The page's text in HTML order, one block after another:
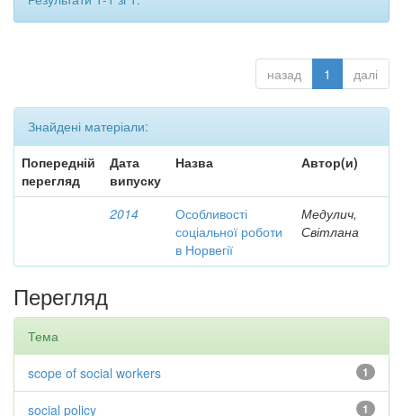
назад 1 далі
Знайдені матеріали:
Попередній
перегляд
Дата
випуску
Назва Автор(и)
2014
Особливості
соціальної роботи
в Норвегії
Медулич,
Світлана
Перегляд
Тема
1
scope of social workers
1
social policy